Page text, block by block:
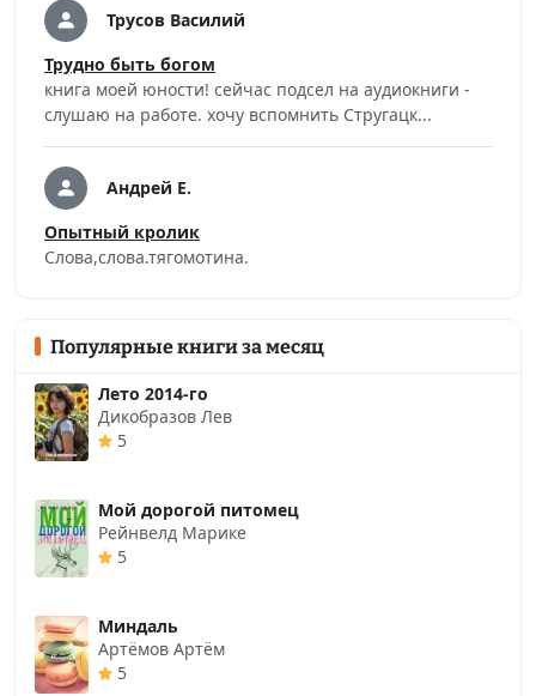
Трусов Василий
Трудно быть богом
книга моей юности! сейчас подсел на аудиокниги -
слушаю на работе. хочу вспомнить Стругацк...
Андрей Е.
Опытный кролик
Слова,слова.тягомотина.
Популярные книги за месяц
Лето 2014-го
Дикобразов Лев
5
Мой дорогой питомец
Рейнвелд Марике
5
Миндаль
Артёмов Артём
5